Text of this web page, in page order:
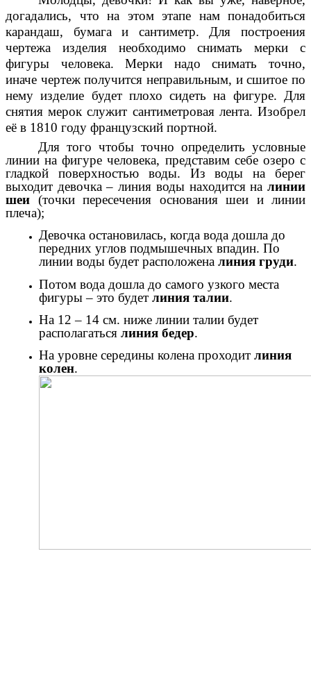
догадались, что на этом этапе нам понадобиться
карандаш, бумага и сантиметр. Для построения
чертежа изделия необходимо снимать мерки с
фигуры человека. Мерки надо снимать точно,
иначе чертеж получится неправильным, и сшитое по
нему изделие будет плохо сидеть на фигуре. Для
снятия мерок служит сантиметровая лента. Изобрел
её в 1810 году французский портной.
Для того чтобы точно определить условные
линии на фигуре человека, представим себе озеро с
гладкой поверхностью воды. Из воды на берег
выходит девочка – линия воды находится на линии
шеи (точки пересечения основания шеи и линии
плеча);
Девочка остановилась, когда вода дошла до
передних углов подмышечных впадин. По
линии воды будет расположена линия груди.
Потом вода дошла до самого узкого места
фигуры – это будет линия талии.
На 12 – 14 см. ниже линии талии будет
располагаться линия бедер.
На уровне середины колена проходит линия
колен.